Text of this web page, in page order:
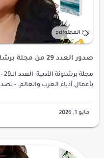
صدور العدد 29 من مجلة برشلونة الأدبية